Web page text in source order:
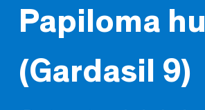
Papiloma
(Gardasil 9)